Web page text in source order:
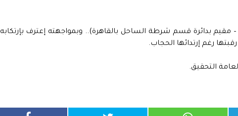
بدائرة قسم شرطة الساحل بالقاهرة).. وبمواجهته إعترف بإرتكابه
رغم إرتدائها الحجاب.
التحقيق.